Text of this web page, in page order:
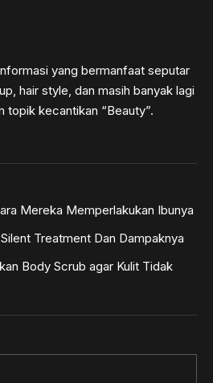
yang bermanfaat seputar
hair style, dan masih banyak lagi
topik kecantikan “Beauty”.
Mereka Memperlakukan Ibunya
Treatment Dan Dampaknya
Body Scrub agar Kulit Tidak